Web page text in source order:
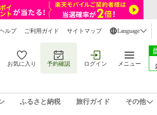
ルプ ご利用ガイド サイトマップ Language
お気に入り 予約確認 ログイン メニュー
ふるさと納税 旅行ガイド その他